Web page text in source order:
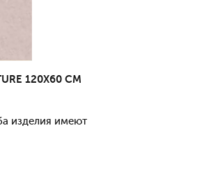
120X60 CM
изделия имеют